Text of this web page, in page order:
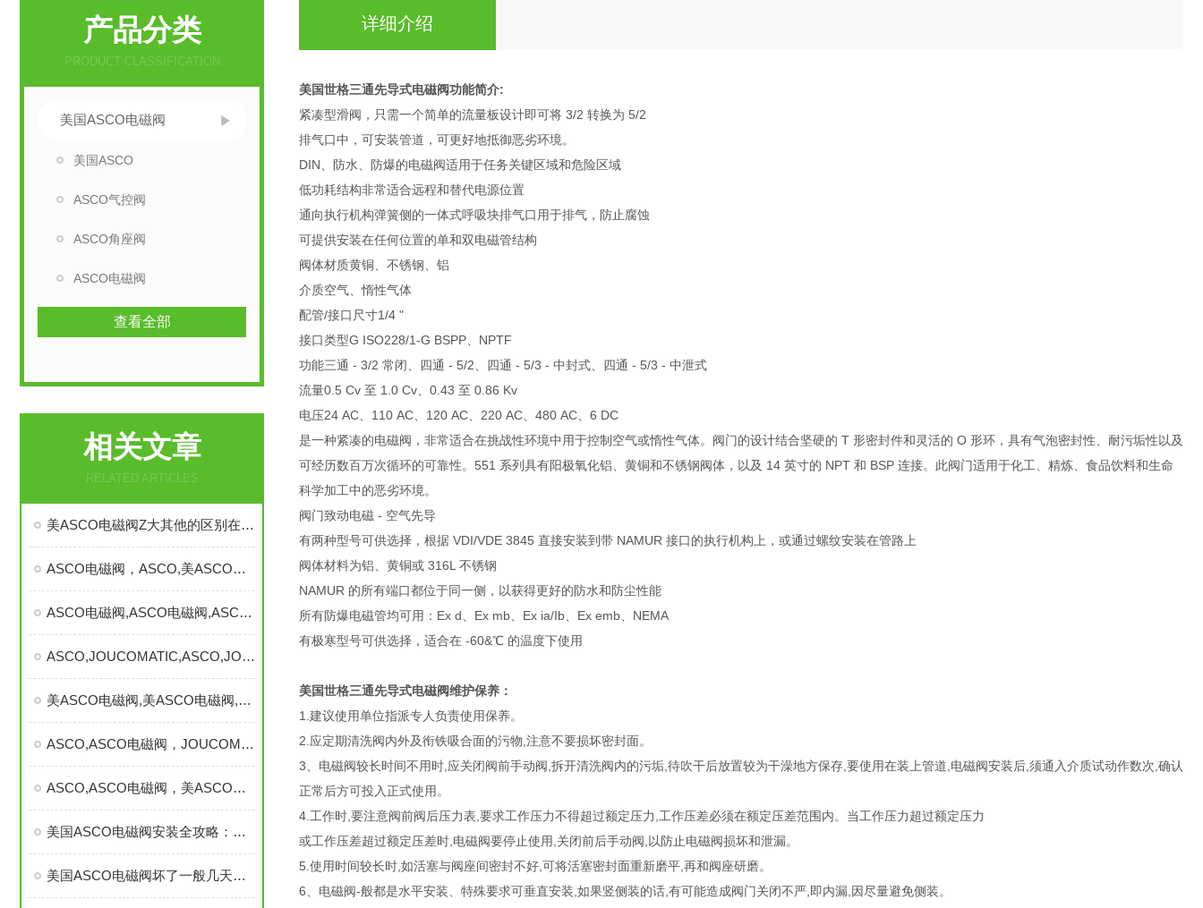
产品分类
PRODUCT CLASSIFICATION
美国ASCO电磁阀
美国ASCO
ASCO气控阀
ASCO角座阀
ASCO电磁阀
查看全部
相关文章
RELATED ARTICLES
美ASCO电磁阀Z大其他的区别在于哪里，美ASCO电磁阀
ASCO电磁阀，ASCO,美ASCO电磁阀，阿斯卡电磁阀
ASCO电磁阀,ASCO电磁阀,ASCO电磁阀,美ASCO电磁阀
ASCO,JOUCOMATIC,ASCO,JOUCOMATIC,美ASCO电磁阀
美ASCO电磁阀,美ASCO电磁阀,美ASCO电磁阀
ASCO,ASCO电磁阀，JOUCOMATIC电磁阀
ASCO,ASCO电磁阀，美ASCO电磁阀，JOUCOMATIC电磁阀
美国ASCO电磁阀安装全攻略：步骤、要点与注意事项
美国ASCO电磁阀坏了一般几天恢复
详细介绍
美国世格三通先导式电磁阀功能简介:
紧凑型滑阀，只需一个简单的流量板设计即可将 3/2 转换为 5/2
排气口中，可安装管道，可更好地抵御恶劣环境。
DIN、防水、防爆的电磁阀适用于任务关键区域和危险区域
低功耗结构非常适合远程和替代电源位置
通向执行机构弹簧侧的一体式呼吸块排气口用于排气，防止腐蚀
可提供安装在任何位置的单和双电磁管结构
阀体材质黄铜、不锈钢、铝
介质空气、惰性气体
配管/接口尺寸1/4 "
接口类型G ISO228/1-G BSPP、NPTF
功能三通 - 3/2 常闭、四通 - 5/2、四通 - 5/3 - 中封式、四通 - 5/3 - 中泄式
流量0.5 Cv 至 1.0 Cv、0.43 至 0.86 Kv
电压24 AC、110 AC、120 AC、220 AC、480 AC、6 DC
是一种紧凑的电磁阀，非常适合在挑战性环境中用于控制空气或惰性气体。阀门的设计结合坚硬的 T 形密封件和灵活的 O 形环，具有气泡密封性、耐污垢性以及
可经历数百万次循环的可靠性。551 系列具有阳极氧化铝、黄铜和不锈钢阀体，以及 14 英寸的 NPT 和 BSP 连接。此阀门适用于化工、精炼、食品饮料和生命
科学加工中的恶劣环境。
阀门致动电磁 - 空气先导
有两种型号可供选择，根据 VDI/VDE 3845 直接安装到带 NAMUR 接口的执行机构上，或通过螺纹安装在管路上
阀体材料为铝、黄铜或 316L 不锈钢
NAMUR 的所有端口都位于同一侧，以获得更好的防水和防尘性能
所有防爆电磁管均可用：Ex d、Ex mb、Ex ia/Ib、Ex emb、NEMA
有极寒型号可供选择，适合在 -60&℃ 的温度下使用
美国世格三通先导式电磁阀维护保养：
1.建议使用单位指派专人负责使用保养。
2.应定期清洗阀内外及衔铁吸合面的污物,注意不要损坏密封面。
3、电磁阀较长时间不用时,应关闭阀前手动阀,拆开清洗阀内的污垢,待吹干后放置较为干澡地方保存,要使用在装上管道,电磁阀安装后,须通入介质试动作数次,确认
正常后方可投入正式使用。
4.工作时,要注意阀前阀后压力表,要求工作压力不得超过额定压力,工作压差必须在额定压差范围内。当工作压力超过额定压力
或工作压差超过额定压差时,电磁阀要停止使用,关闭前后手动阀,以防止电磁阀损坏和泄漏。
5.使用时间较长时,如活塞与阀座间密封不好,可将活塞密封面重新磨平,再和阀座研磨。
6、电磁阀-般都是水平安装、特殊要求可垂直安装,如果竖侧装的话,有可能造成阀门关闭不严,即内漏,因尽量避免侧装。